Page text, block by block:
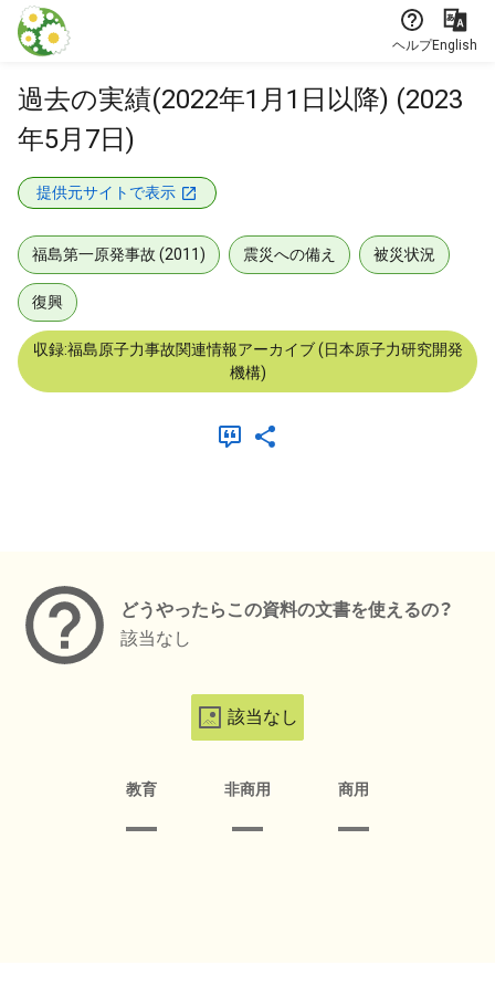
本文に飛ぶ
ヘルプEnglish
過去の実績(2022年1月1日以降) (2023
年5月7日)
提供元サイトで表示
福島第一原発事故 (2011) 震災への備え 被災状況
復興
収録:福島原子力事故関連情報アーカイブ (日本原子力研究開発
機構)
どうやったらこの資料の文書を使えるの？
該当なし
該当なし
教育 非商用 商用